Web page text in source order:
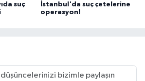
suç
İstanbul'da suç çetelerine
operasyon!